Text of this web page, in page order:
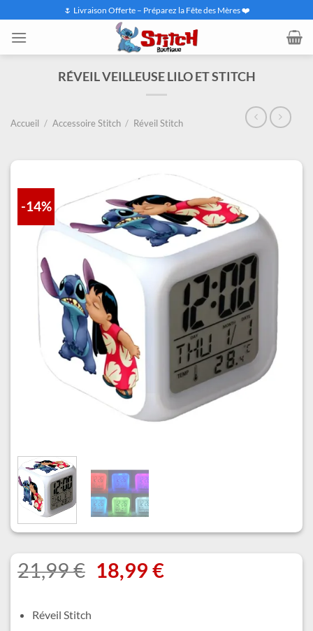
contenu
🌷 Livraison Offerte – Préparez la Fête des Mères ❤️
RÉVEIL VEILLEUSE LILO ET STITCH
Accueil / Accessoire Stitch / Réveil Stitch
-14%
21,99€ Le
prix
18,99 €Le
Réveil Stitch